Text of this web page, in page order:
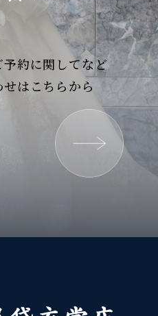
約に関してなど
はこちらから